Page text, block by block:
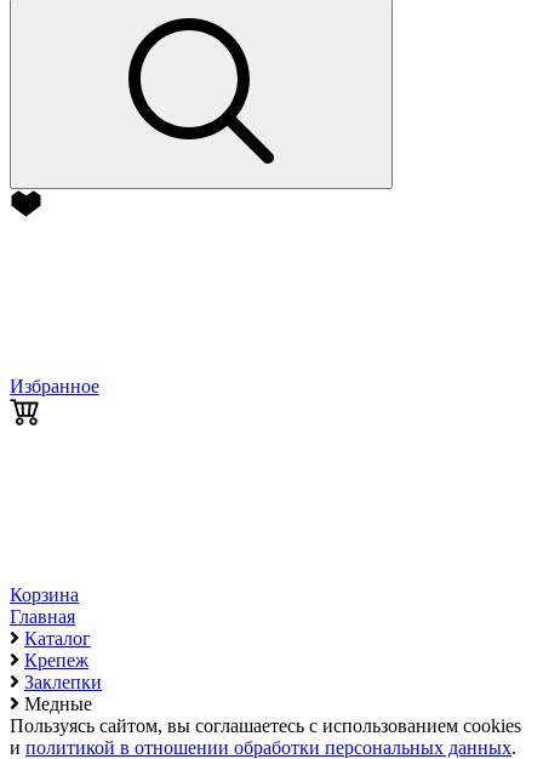
Избранное
Корзина
Главная
Каталог
Крепеж
Заклепки
Медные
Пользуясь сайтом, вы соглашаетесь с использованием cookies
и политикой в отношении обработки персональных данных.